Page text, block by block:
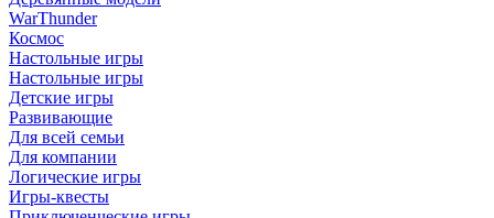
WarThunder
Космос
Настольные игры
Настольные игры
Детские игры
Развивающие
Для всей семьи
Для компании
Логические игры
Игры-квесты